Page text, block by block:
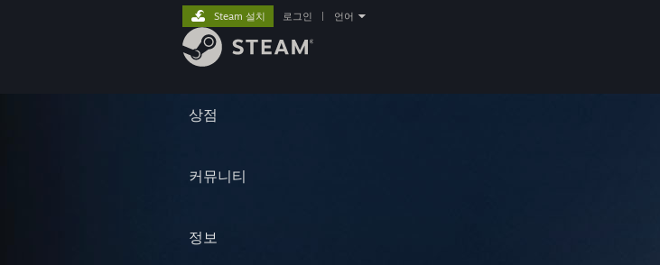
상점
커뮤니티
정보
Steam 설치 로그인 언어